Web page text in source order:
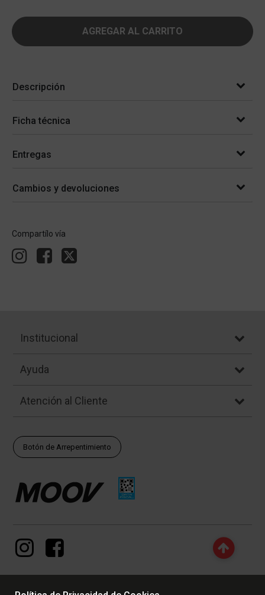
AGREGAR AL CARRITO
Descripción
Ficha técnica
Entregas
Cambios y devoluciones
Compartílo vía
Institucional
Ayuda
Atención al Cliente
Botón de Arrepentimiento